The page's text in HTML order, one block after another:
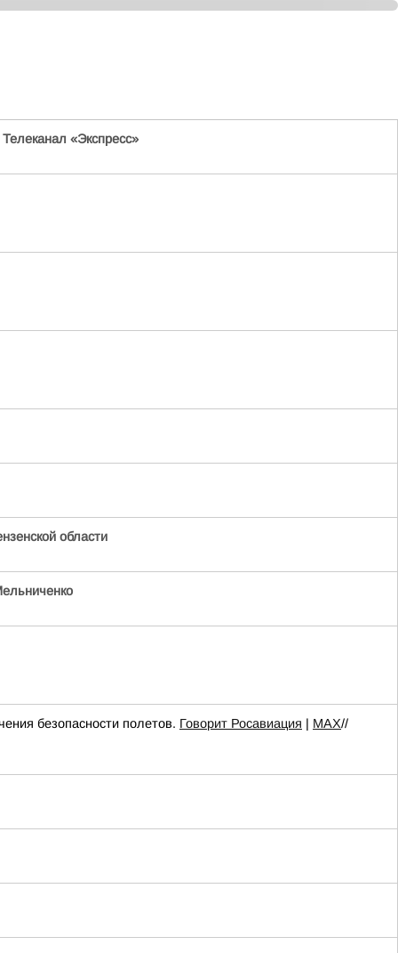
Телеканал «Экспресс»
области
безопасности полетов. Говорит Росавиация | MАХ//